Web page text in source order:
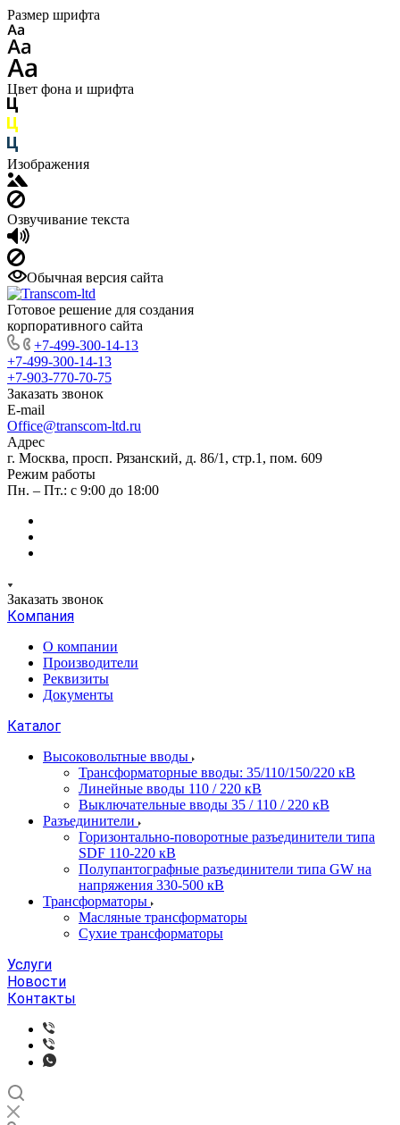
Размер шрифта
Цвет фона и шрифта
Изображения
Озвучивание текста
Обычная версия сайта
Готовое решение для создания
корпоративного сайта
+7-499-300-14-13
+7-499-300-14-13
+7-903-770-70-75
Заказать звонок
E-mail
Office@transcom-ltd.ru
Адрес
г. Москва, просп. Рязанский, д. 86/1, стр.1, пом. 609
Режим работы
Пн. – Пт.: с 9:00 до 18:00
Заказать звонок
Компания
О компании
Производители
Реквизиты
Документы
Каталог
Высоковольтные вводы
Трансформаторные вводы: 35/110/150/220 кВ
Линейные вводы 110 / 220 кВ
Выключательные вводы 35 / 110 / 220 кВ
Разъединители
Горизонтально-поворотные разъединители типа
SDF 110-220 кВ
Полупантографные разъединители типа GW на
напряжения 330-500 кВ
Трансформаторы
Масляные трансформаторы
Сухие трансформаторы
Услуги
Новости
Контакты